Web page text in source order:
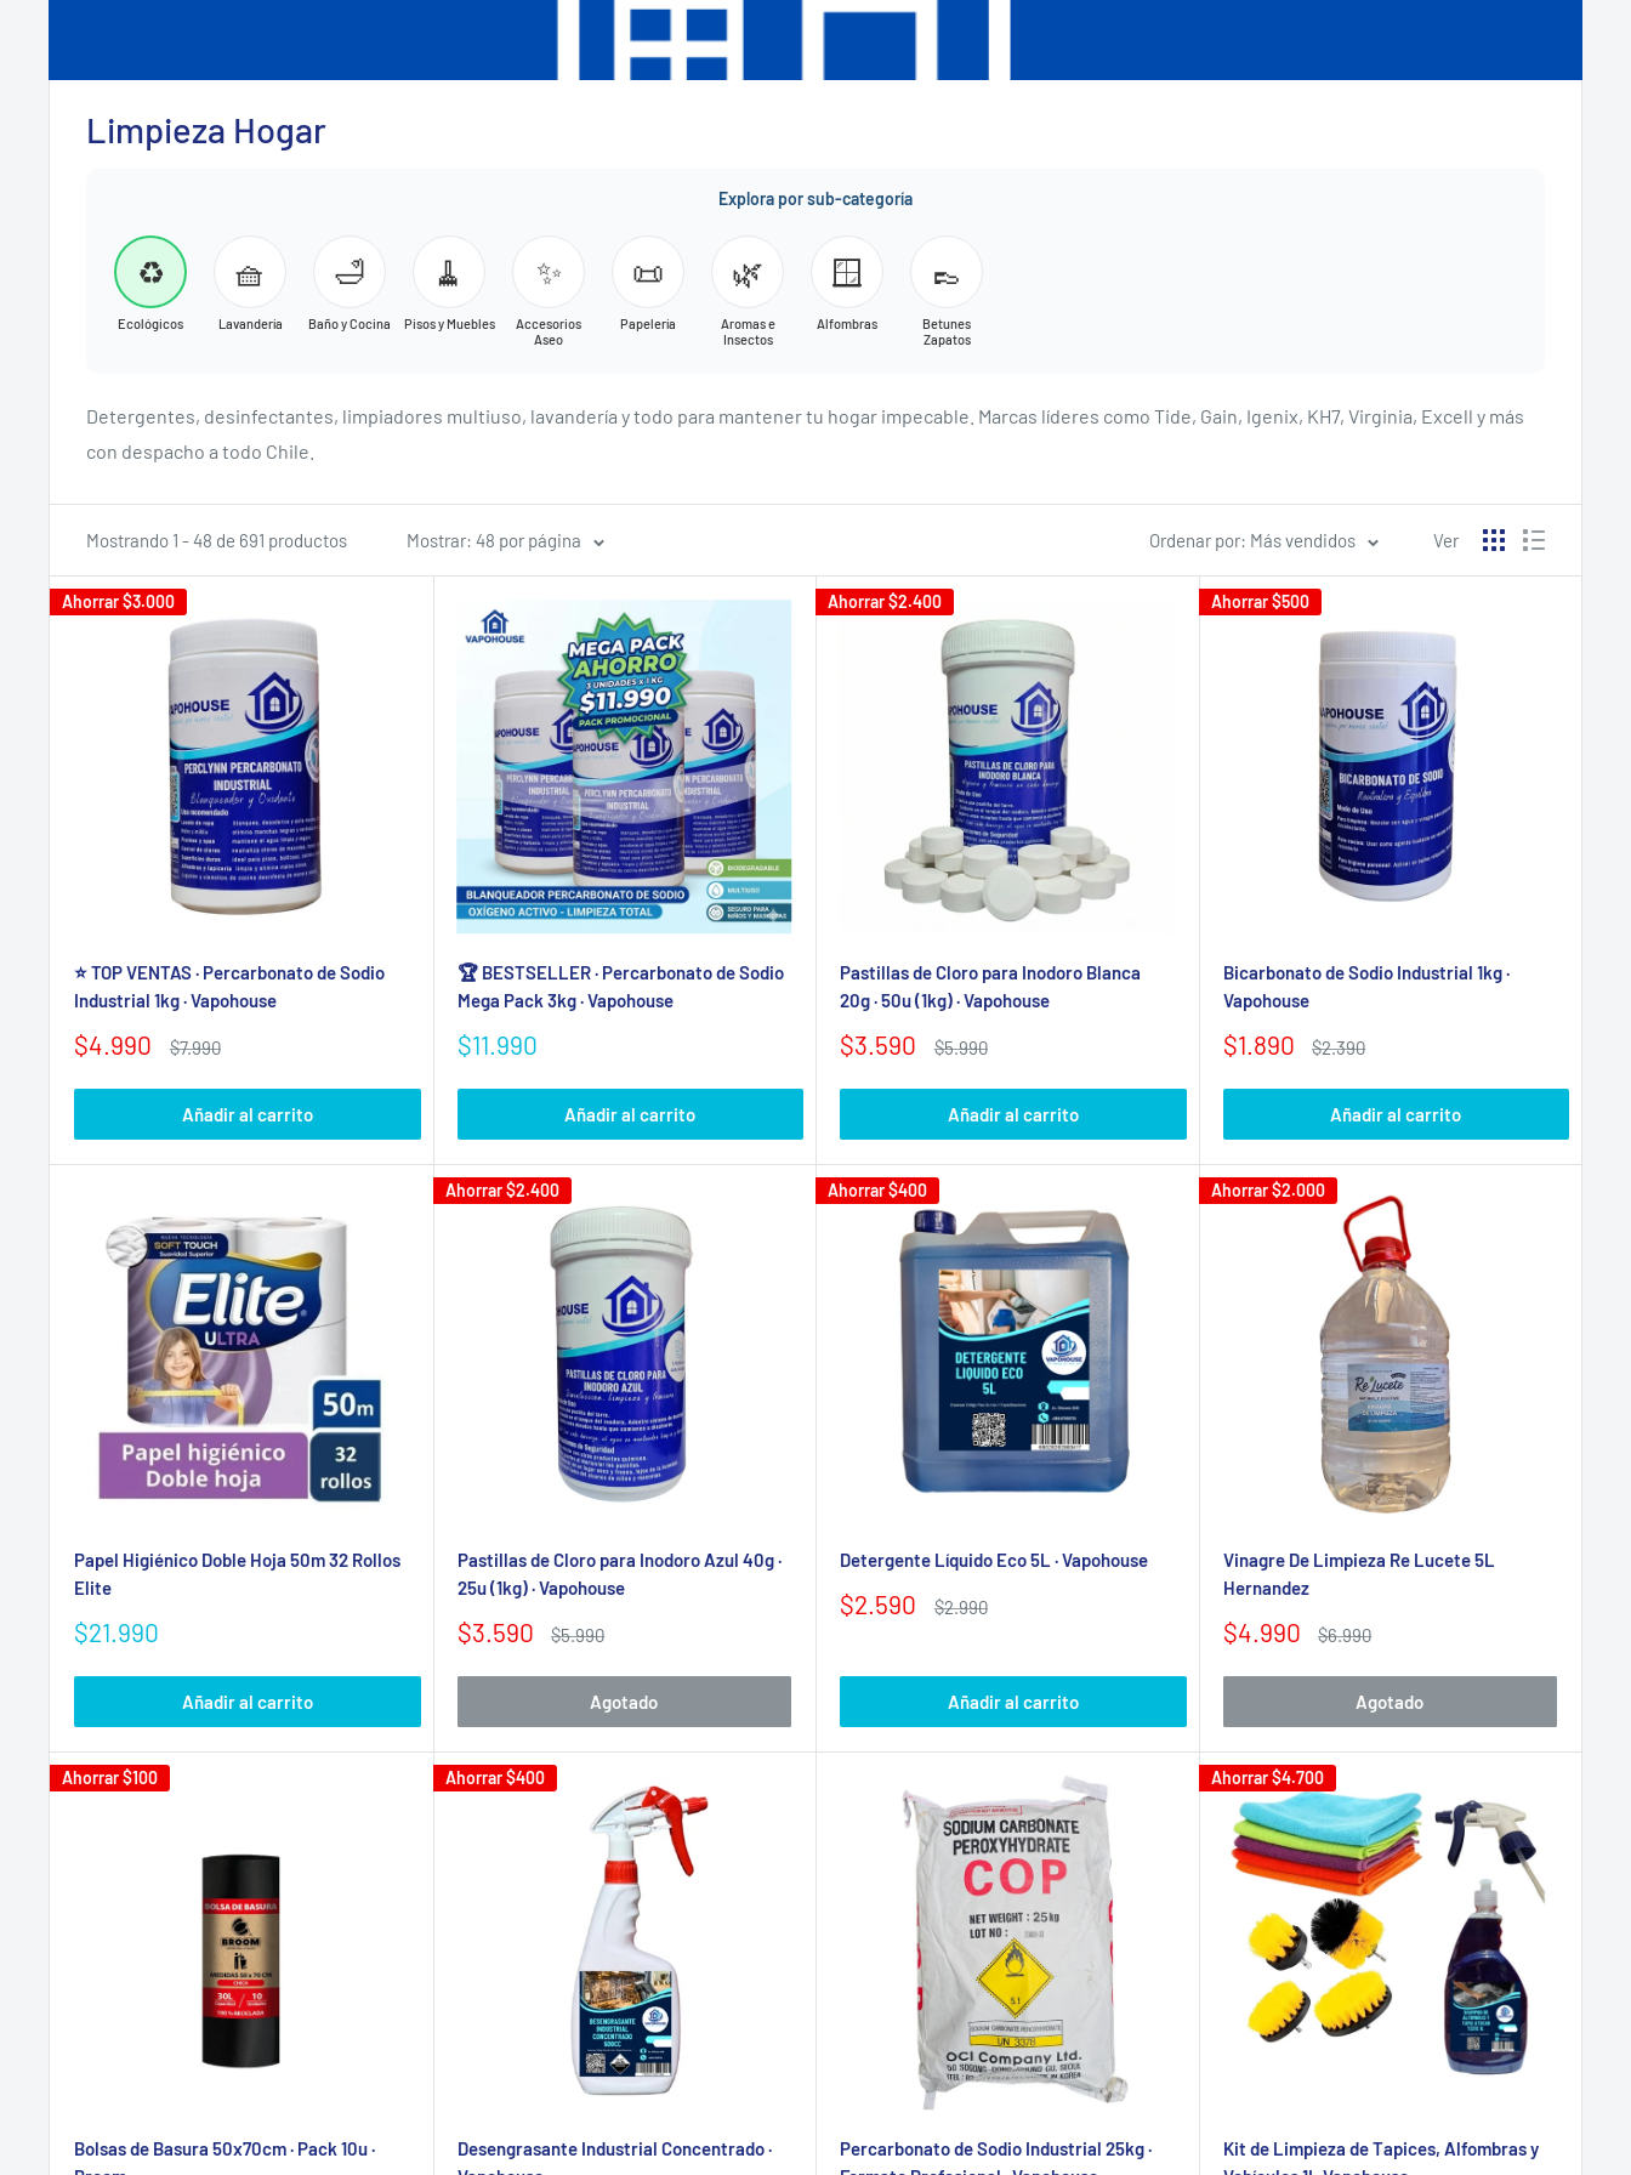
Limpieza Hogar
Explora por sub-categoría
♻️
Ecológicos
🧺
Lavandería
🛁
Baño y Cocina
🧹
Pisos y Muebles
✨
Accesorios
Aseo
📜
Papelería
🌿
Aromas e
Insectos
🪟
Alfombras
👞
Betunes
Zapatos
Detergentes, desinfectantes, limpiadores multiuso, lavandería y todo para mantener tu hogar impecable. Marcas líderes como Tide, Gain, Igenix, KH7, Virginia, Excell y más
con despacho a todo Chile.
Mostrando 1 - 48 de 691 productos Mostrar: 48 por página Ordenar por: Más vendidos Ver
Ahorrar$3.000
⭐ TOP VENTAS · Percarbonato de Sodio
Industrial 1kg · Vapohouse
Precio
venta
$4.990
Precio
$7.990
Añadir al carrito
🏆 BESTSELLER · Percarbonato de Sodio
Mega Pack 3kg · Vapohouse
Precio
venta
$11.990
Añadir al carrito
Ahorrar$2.400
Pastillas de Cloro para Inodoro Blanca
20g · 50u (1kg) · Vapohouse
Precio
venta
$3.590
Precio
$5.990
Añadir al carrito
Ahorrar$500
Bicarbonato de Sodio Industrial 1kg ·
Vapohouse
Precio
venta
$1.890
Precio
$2.390
Añadir al carrito
Papel Higiénico Doble Hoja 50m 32 Rollos
Elite
Precio
venta
$21.990
Añadir al carrito
Ahorrar$2.400
Pastillas de Cloro para Inodoro Azul 40g ·
25u (1kg) · Vapohouse
Precio
venta
$3.590
Precio
$5.990
Agotado
Ahorrar$400
Detergente Líquido Eco 5L · Vapohouse
Precio
$2.590
Precio
$2.990
Añadir al carrito
Ahorrar$2.000
Vinagre De Limpieza Re Lucete 5L
Hernandez
Precio
venta
$4.990
Precio
$6.990
Agotado
Ahorrar$100
Bolsas de Basura 50x70cm · Pack 10u ·
Ahorrar$400
Desengrasante Industrial Concentrado ·
Percarbonato de Sodio Industrial 25kg ·
Ahorrar$4.700
Kit de Limpieza de Tapices, Alfombras y